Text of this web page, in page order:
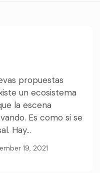
propuestas
un ecosistema
la escena
Es como si se
Hay...
19, 2021